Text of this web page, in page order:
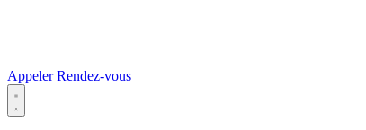
AppelerRendez-vous